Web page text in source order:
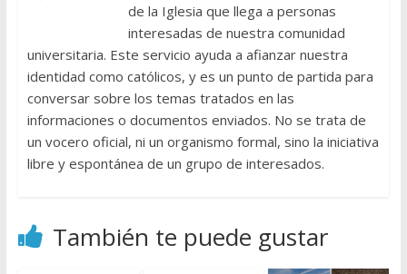
de la Iglesia que llega a personas
interesadas de nuestra comunidad
universitaria. Este servicio ayuda a afianzar nuestra
identidad como católicos, y es un punto de partida para
conversar sobre los temas tratados en las
informaciones o documentos enviados. No se trata de
un vocero oficial, ni un organismo formal, sino la iniciativa
libre y espontánea de un grupo de interesados.
También te puede gustar